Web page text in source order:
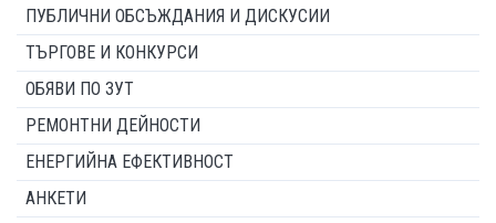
ПУБЛИЧНИ ОБСЪЖДАНИЯ И ДИСКУСИИ
ТЪРГОВЕ И КОНКУРСИ
ОБЯВИ ПО ЗУТ
РЕМОНТНИ ДЕЙНОСТИ
ЕНЕРГИЙНА ЕФЕКТИВНОСТ
АНКЕТИ